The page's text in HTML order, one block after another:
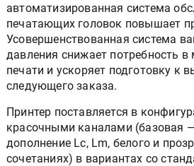
автоматизированная система
печатающих головок повышает
Усовершенствованная система
давления снижает потребность
печати и ускоряет подготовку к
следующего заказа.
Принтер поставляется в
красочными каналами (базовая
дополнение Lc, Lm, белого и
сочетаниях) в вариантах со